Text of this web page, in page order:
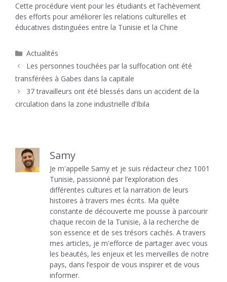
Cette procédure vient pour les étudiants et l’achèvement
des efforts pour améliorer les relations culturelles et
éducatives distinguées entre la Tunisie et la Chine
Catégories
Actualités
Les personnes touchées par la suffocation ont été
transférées à Gabes dans la capitale
37 travailleurs ont été blessés dans un accident de la
circulation dans la zone industrielle d’Ibila
Samy
Je m'appelle Samy et je suis rédacteur chez 1001
Tunisie, passionné par l’exploration des
différentes cultures et la narration de leurs
histoires à travers mes écrits. Ma quête
constante de découverte me pousse à parcourir
chaque recoin de la Tunisie, à la recherche de
son essence et de ses trésors cachés. A travers
mes articles, je m'efforce de partager avec vous
les beautés, les enjeux et les merveilles de notre
pays, dans l’espoir de vous inspirer et de vous
informer.